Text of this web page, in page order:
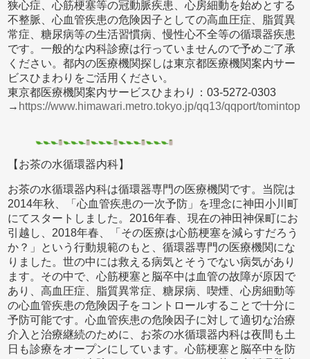
狭心症、心筋梗塞等の冠動脈疾患、心房細動を始めとする
不整脈、心血管疾患の危険因子としての高血圧症、脂質異
常症、糖尿病等の生活習慣病、慢性心不全等の循環器疾患
です。一般的な内科診療は行っていませんので予めご了承
ください。都内の医療機関探しは東京都医療機関案内サー
ビスひまわりをご活用ください。
東京都医療機関案内サービスひまわり：03-5272-0303
→ https://www.himawari.metro.tokyo.jp/qq13/qqport/tomintop
【お茶の水循環器内科】
お茶の水循環器内科は循環器専門の医療機関です。当院は
2014年秋、「心血管疾患の一次予防」を理念に神田小川町
にてスタートしました。2016年春、現在の神田神保町にお
引越し、2018年春、「その医療は心筋梗塞を減らすだろう
か？」という行動規範のもと、循環器専門の医療機関にな
りました。世の中には救える病気とそうでない病気があり
ます。その中で、心筋梗塞と脳卒中は血管の故障が原因で
あり、高血圧症、脂質異常症、糖尿病、喫煙、心房細動等
の心血管疾患の危険因子をコントロールすることで十分に
予防可能です。心血管疾患の危険因子に対して適切な治療
介入と治療継続のために、お茶の水循環器内科は夜間も土
日も診療をオープンにしています。心筋梗塞と脳卒中を防